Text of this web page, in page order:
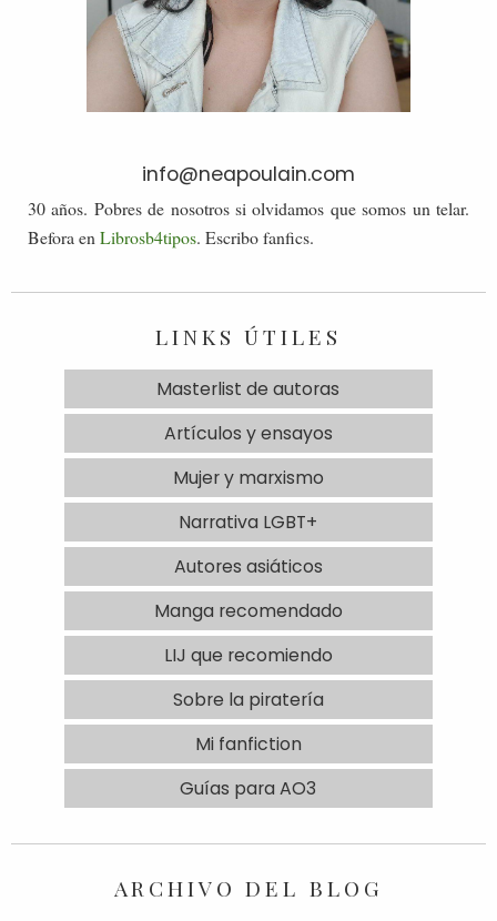
info@neapoulain.com
30 años. Pobres de nosotros si olvidamos que somos un telar.
Befora en Librosb4tipos. Escribo fanfics.
LINKS ÚTILES
Masterlist de autoras
Artículos y ensayos
Mujer y marxismo
Narrativa LGBT+
Autores asiáticos
Manga recomendado
LIJ que recomiendo
Sobre la piratería
Mi fanfiction
Guías para AO3
ARCHIVO DEL BLOG